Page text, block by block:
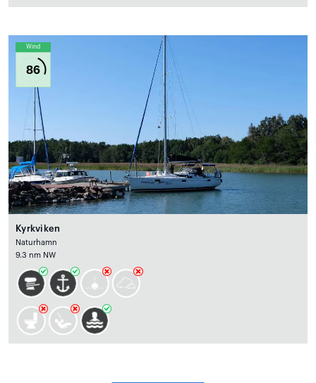
Wind
86
Kyrkviken
Naturhamn
9.3 nm NW